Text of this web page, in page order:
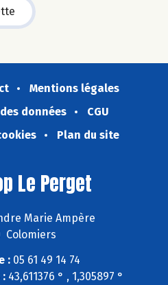
Mentions légales
données
CGU
Plan du site
Le Perget
Marie Ampère
Colomiers
:05 61 49 14 74
: 43,611376 ° , 1,305897 °